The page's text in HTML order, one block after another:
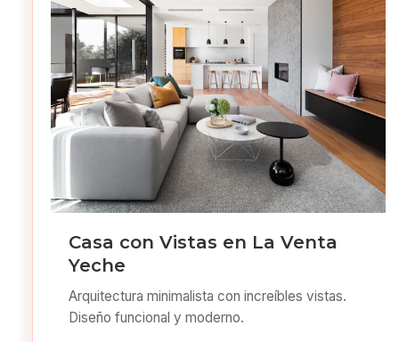
Casa con Vistas en La Venta
Yeche
Arquitectura minimalista con increíbles vistas.
Diseño funcional y moderno.